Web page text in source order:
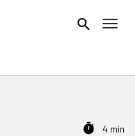
search
timer 4 min